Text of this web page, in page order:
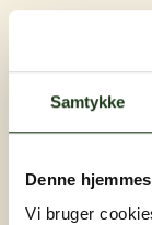
Samtykke
Denne
Vi bruger